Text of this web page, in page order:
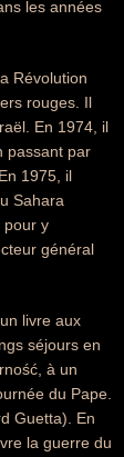
les années
Révolution
rouges. Il
En 1974, il
passant par
1975, il
Sahara
pour y
général
livre aux
séjours en
à un
du Pape.
Guetta). En
la guerre du